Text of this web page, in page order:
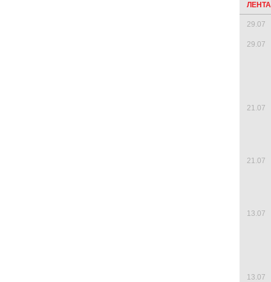
29.07
29.07
21.07
21.07
13.07
13.07